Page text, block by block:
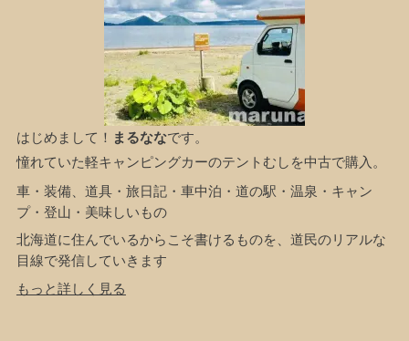
はじめまして！ まるななです。
憧れていた軽キャンピングカーのテントむしを中古で購入。
車・装備、道具・旅日記・車中泊・道の駅・温泉・キャン
プ・登山・美味しいもの
北海道に住んでいるからこそ書けるものを、道民のリアルな
目線で発信していきます
もっと詳しく見る